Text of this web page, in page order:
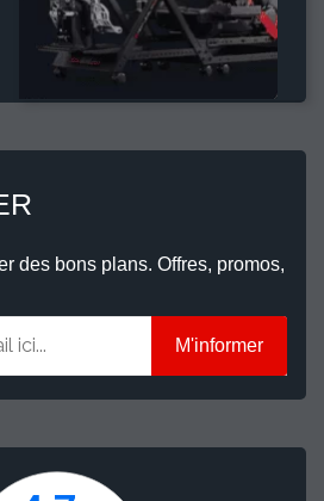
des bons plans. Offres, promos,
M'informer